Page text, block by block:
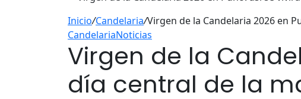
Inicio/Candelaria/Virgen de la Candelaria 2026 en
CandelariaNoticias
Virgen de la
día central de la